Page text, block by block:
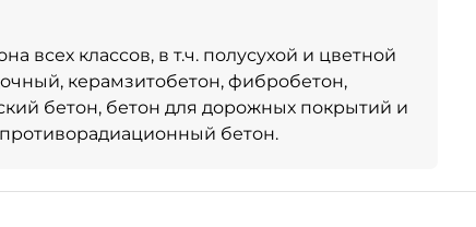
всех классов, в т.ч. полусухой и цветной
керамзитобетон, фибробетон,
бетон, бетон для дорожных покрытий и
бетон.